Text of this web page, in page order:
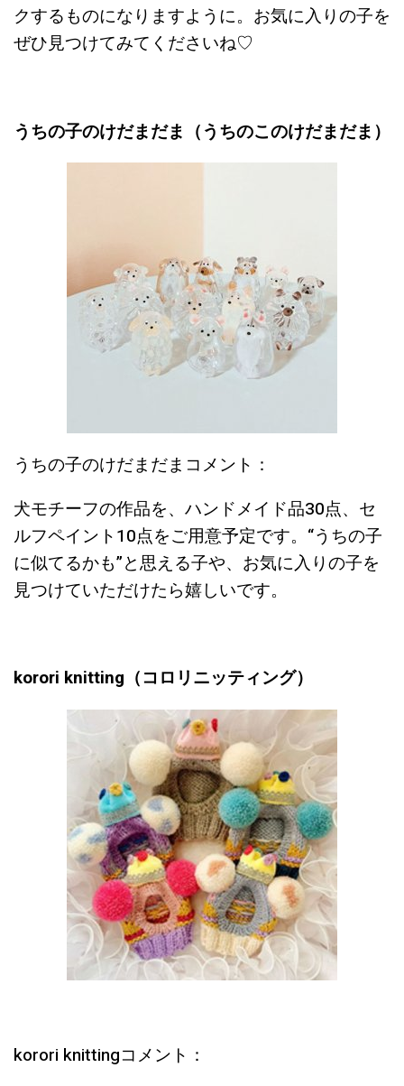
クするものになりますように。お気に入りの子を
ぜひ見つけてみてくださいね♡
うちの子のけだまだま（うちのこのけだまだま）
うちの子のけだまだまコメント：
犬モチーフの作品を、ハンドメイド品30点、セ
ルフペイント10点をご用意予定です。 “うちの子
に似てるかも”と思える子や、お気に入りの子を
見つけていただけたら嬉しいです。
korori knitting（コロリニッティング）
korori knittingコメント：